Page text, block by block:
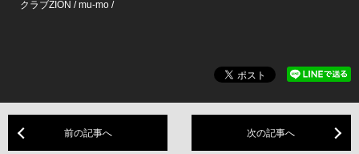
クラブZION / mu-mo /
前の記事へ 次の記事へ